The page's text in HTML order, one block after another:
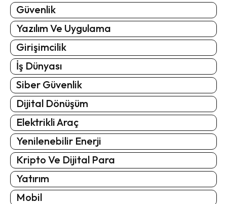
Güvenlik
Yazılım Ve Uygulama
Girişimcilik
İş Dünyası
Siber Güvenlik
Dijital Dönüşüm
Elektrikli Araç
Yenilenebilir Enerji
Kripto Ve Dijital Para
Yatırım
Mobil